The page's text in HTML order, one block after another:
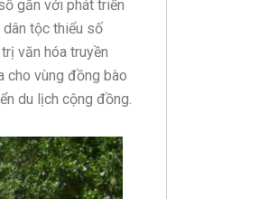
gắn với phát triển
tộc thiểu số
văn hóa truyền
cho vùng đồng bào
du lịch cộng đồng.